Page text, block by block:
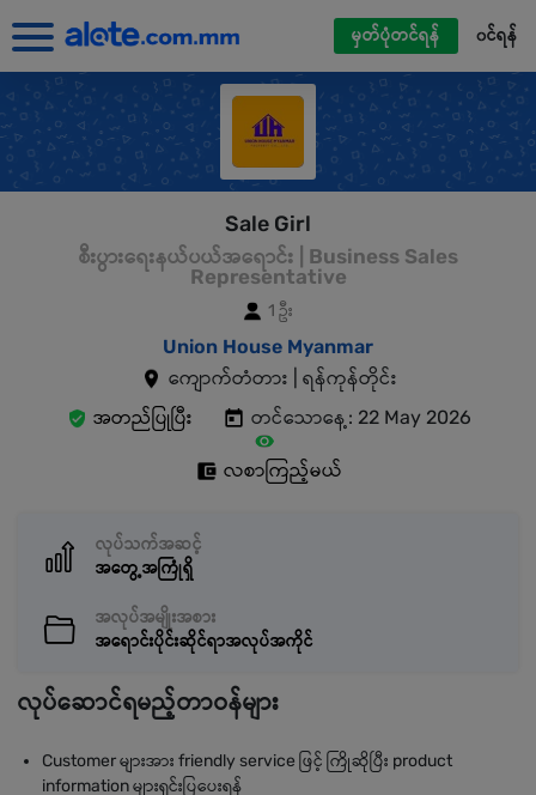
မှတ်ပုံတင်ရန် ၀င်ရန်
Sale Girl
စီးပွားရေးနယ်ပယ်အရောင်း | Business Sales
Representative
1 ဦး
Union House Myanmar
ကျောက်တံတား | ရန်ကုန်တိုင်း
အတည်ပြုပြီး
တင်သောနေ့: 22 May 2026
လစာကြည့်မယ်
လုပ်သက်အဆင့်
အတွေ့အကြုံရှိ
အလုပ်အမျိုးအစား
အရောင်းပိုင်းဆိုင်ရာအလုပ်အကိုင်
လုပ်ဆောင်ရမည့်တာဝန်များ
Customer များအား friendly service ဖြင့် ကြိုဆိုပြီး product
information များရှင်းပြပေးရန်